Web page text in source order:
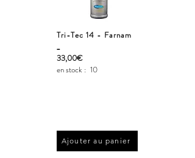
Tri-Tec 14 - Farnam
_
33,00€
en stock : 10
Ajouter au panier